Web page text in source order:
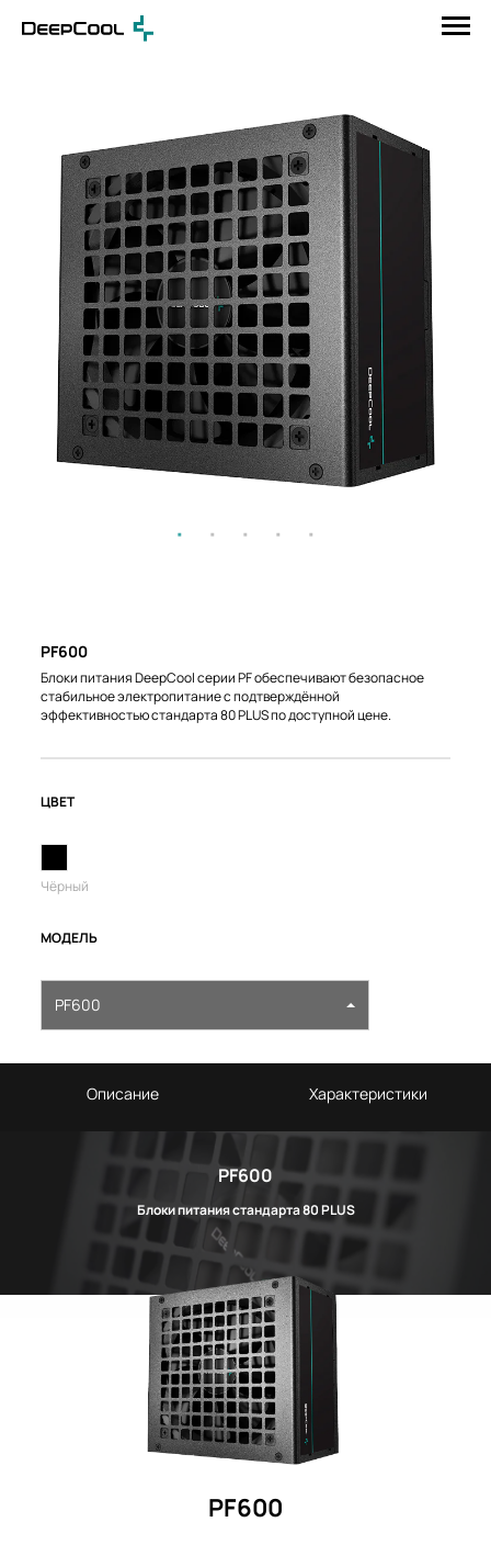
PF600
Блоки питания DeepCool серии PF обеспечивают безопасное
стабильное электропитание с подтверждённой
эффективностью стандарта 80 PLUS по доступной цене.
ЦВЕТ
Чёрный
МОДЕЛЬ
PF600
Описание Характеристики
PF600
Блоки питания стандарта 80 PLUS
PF600